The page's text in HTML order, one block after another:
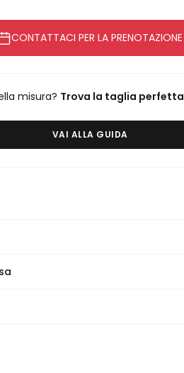
CONTATTACI PER LA PRENOTAZIONE
misura? Trova la taglia perfetta
VAI ALLA GUIDA